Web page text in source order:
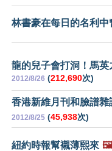
林書豪在每日的名利中
龍的兒子會打洞！馬
2012/8/26 (212,690次)
香港新維月刊和臉譜
2012/8/25 (45,938次)
紐約時報幫襯薄熙來 🖼️